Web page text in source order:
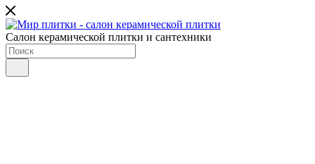
Салон керамической плитки и сантехники